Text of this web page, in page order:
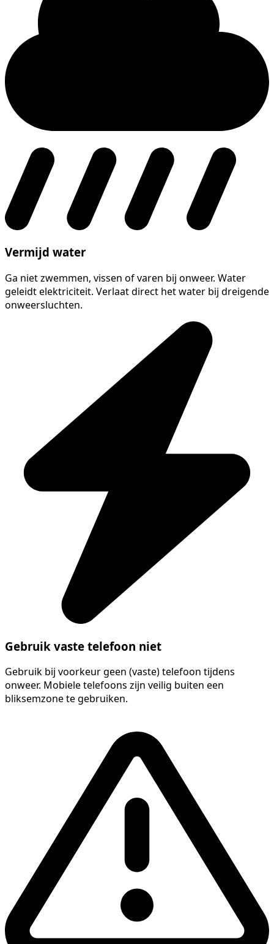
Vermijd water
Ga niet zwemmen, vissen of varen bij onweer. Water
geleidt elektriciteit. Verlaat direct het water bij dreigende
onweersluchten.
Gebruik vaste telefoon niet
Gebruik bij voorkeur geen (vaste) telefoon tijdens
onweer. Mobiele telefoons zijn veilig buiten een
bliksemzone te gebruiken.